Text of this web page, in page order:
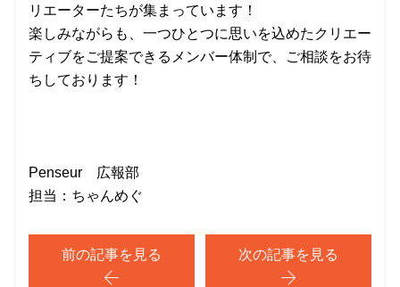
リエーターたちが集まっています！
楽しみながらも、一つひとつに思いを込めたクリエー
ティブをご提案できるメンバー体制で、ご相談をお待
ちしております！
Penseur 広報部
担当：ちゃんめぐ
前の記事を見る 次の記事を見る